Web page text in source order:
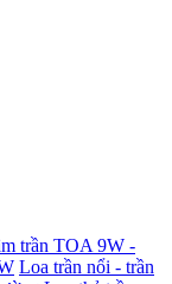
trần TOA 9W -
Loa trần nổi - trần